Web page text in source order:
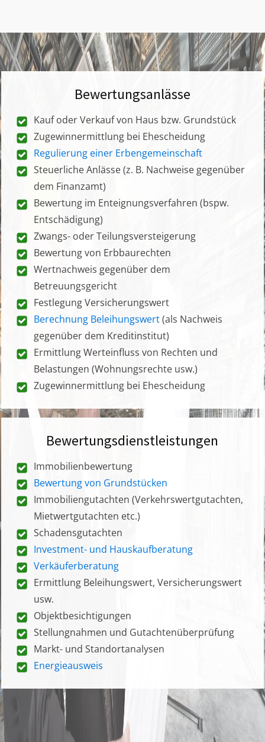
Bewertungsanlässe
Kauf oder Verkauf von Haus bzw. Grundstück
Zugewinnermittlung bei Ehescheidung
Regulierung einer Erbengemeinschaft
Steuerliche Anlässe (z. B. Nachweise gegenüber
dem Finanzamt)
Bewertung im Enteignungsverfahren (bspw.
Entschädigung)
Zwangs- oder Teilungsversteigerung
Bewertung von Erbbaurechten
Wertnachweis gegenüber dem
Betreuungsgericht
Festlegung Versicherungswert
Berechnung Beleihungswert(als Nachweis
gegenüber dem Kreditinstitut)
Ermittlung Werteinfluss von Rechten und
Belastungen (Wohnungsrechte usw.)
Zugewinnermittlung bei Ehescheidung
Bewertungsdienstleistungen
Immobilienbewertung
Bewertung von Grundstücken
Immobiliengutachten (Verkehrswertgutachten,
Mietwertgutachten etc.)
Schadensgutachten
Investment- und Hauskaufberatung
Verkäuferberatung
Ermittlung Beleihungswert, Versicherungswert
usw.
Objektbesichtigungen
Stellungnahmen und Gutachtenüberprüfung
Markt- und Standortanalysen
Energieausweis